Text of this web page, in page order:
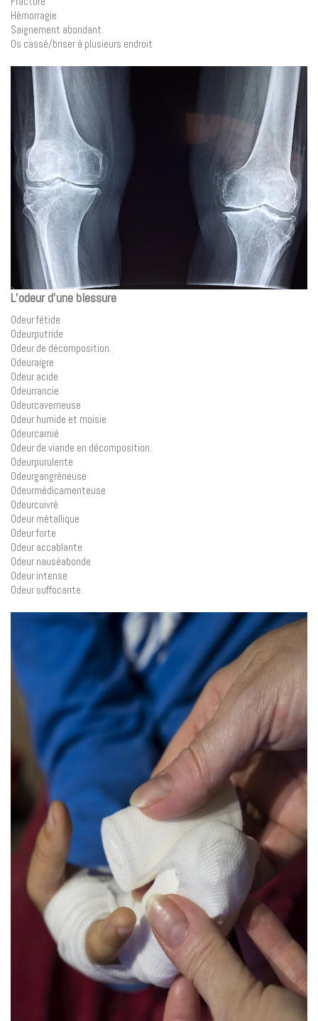
Hémorragie
Saignement abondant.
Os cassé/briser à plusieurs endroit
L’odeur d’une blessure
Odeur fétide
Odeurputride
Odeur de décomposition.
Odeuraigre
Odeur acide
Odeurrancie
Odeurcaverneuse
Odeur humide et moisie
Odeurcarnié
Odeur de viande en décomposition.
Odeurpurulente
Odeurgangréneuse
Odeurmédicamenteuse
Odeurcuivré
Odeur métallique
Odeur forte
Odeur accablante
Odeur nauséabonde
Odeur intense
Odeur suffocante